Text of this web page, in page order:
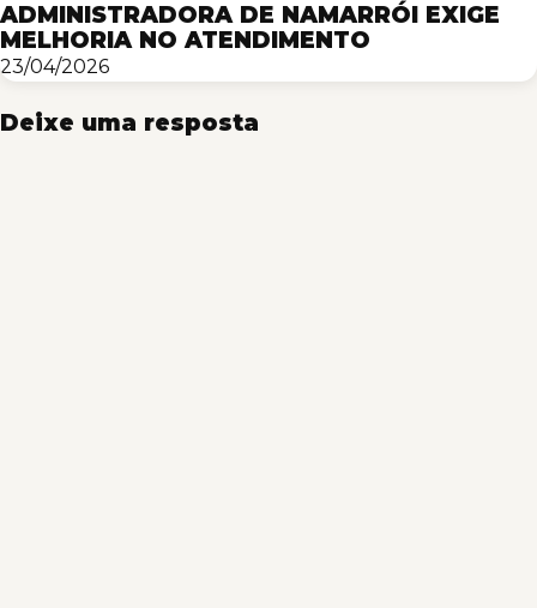
ADMINISTRADORA DE NAMARRÓI EXIGE
MELHORIA NO ATENDIMENTO
23/04/2026
Deixe uma resposta